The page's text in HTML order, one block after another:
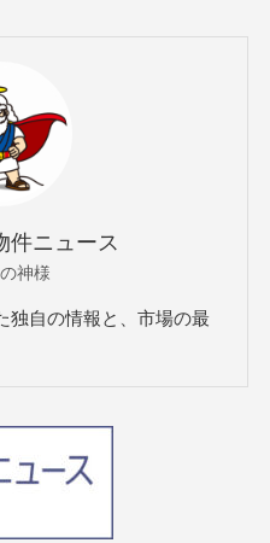
件ニュース
神様
独自の情報と、市場の最